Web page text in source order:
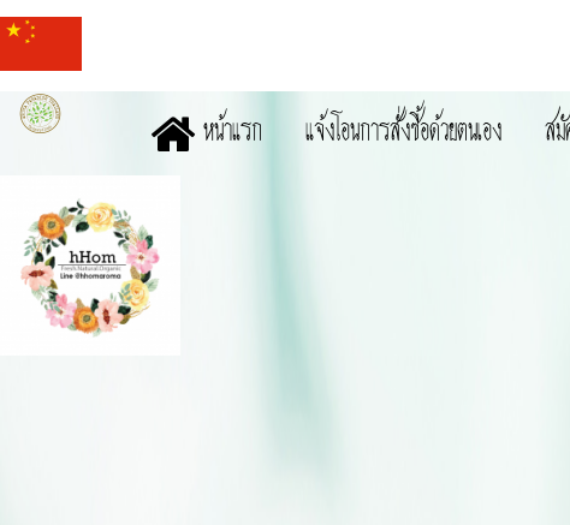
หน้าแรก แจ้งโอนการสั่งซื้อด้วยตนเอง ส